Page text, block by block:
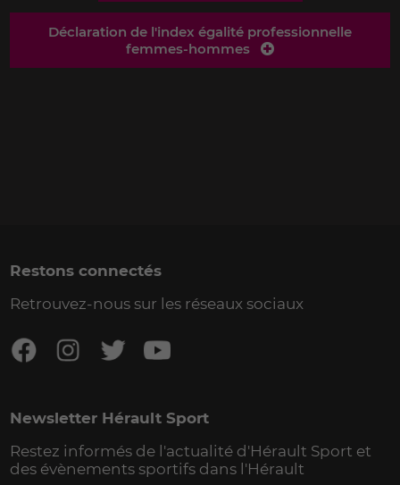
Déclaration de l'index égalité professionnelle
femmes-hommes
Restons connectés
Retrouvez-nous sur les réseaux sociaux
Newsletter Hérault Sport
Restez informés de l'actualité d'Hérault Sport et
des évènements sportifs dans l'Hérault